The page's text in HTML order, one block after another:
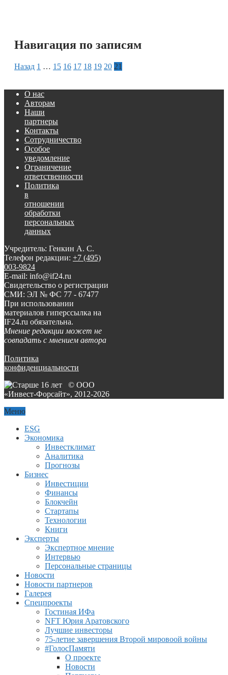
Навигация по записям
Назад 1 … 15 16 17 18 19 20 21
О нас
Авторам
Наши
партнеры
Контакты
Сотрудничество
Особое
уведомление
Ограничение
ответственности
Политика
в
отношении
обработки
персональных
данных
Учредитель: Генкин А. С.
Телефон редакции: +7 (495)
003-9824
E-mail: info@if24.ru
Свидетельство о регистрации
СМИ: ЭЛ № ФС 77 - 67477
При использовании
материалов гиперссылка на
IF24.ru обязательна.
Мнение редакции может не
совпадать с мнением автора
Политика
конфиденциальности
© ООО
«Инвест-Форсайт», 2012-2026
Меню
ESG
Экономика
Инвестклимат
Аналитика
Прогнозы
Бизнес
Инвестиции
Финансы
Блокчейн
Стартапы
Технологии
Книги
Эксперты
Экспертное мнение
Интервью
Персональные страницы
Новости
Новости партнеров
Галерея
Спецпроекты
Гостиная ИФа
NFT Юрия Аратовского
Лучшие инвесторы
75-летие завершения Второй мировоой войны
#ГолосПамяти
О проекте
Новости